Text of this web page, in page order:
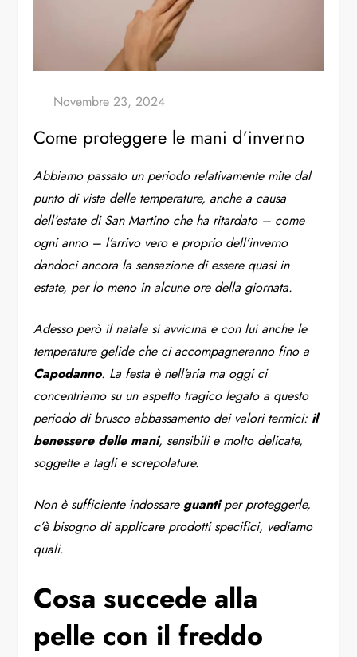
Come proteggere le mani d’inverno
Abbiamo passato un periodo relativamente mite dal
punto di vista delle temperature, anche a causa
dell’estate di San Martino che ha ritardato – come
ogni anno – l’arrivo vero e proprio dell’inverno
dandoci ancora la sensazione di essere quasi in
estate, per lo meno in alcune ore della giornata.
Adesso però il natale si avvicina e con lui anche le
temperature gelide che ci accompagneranno fino a
Capodanno. La festa è nell’aria ma oggi ci
concentriamo su un aspetto tragico legato a questo
periodo di brusco abbassamento dei valori termici: il
benessere delle mani, sensibili e molto delicate,
soggette a tagli e screpolature.
Non è sufficiente indossareguantiper proteggerle,
c’è bisogno di applicare prodotti specifici, vediamo
quali.
Cosa succede alla
pelle con il freddo